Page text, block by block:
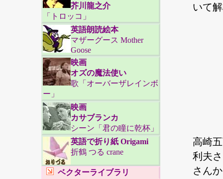
芥川龍之介
「トロッコ」
英語朗読絵本
マザーグース Mother
Goose
映画
オズの魔法使い
歌「オーバーザレインボ
ー」
映画
カサブランカ
シーン「君の瞳に乾杯」
英語で折り紙 Origami
折鶴 つる crane
ベクターライブラリ
いて
高崎
利夫
さん